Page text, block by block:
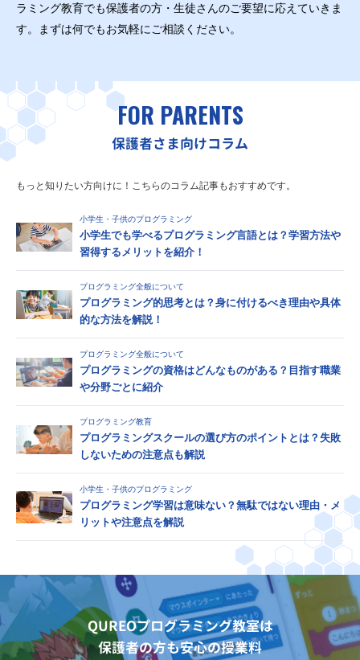
ラミング教育でも保護者の方・生徒さんのご要望に応えていきま
す。まずは何でもお気軽にご相談ください。
FOR PARENTS
保護者さま向けコラム
もっと知りたい方向けに！こちらのコラム記事もおすすめです。
小学生・子供のプログラミング
小学生でも学べるプログラミング言語とは？学習方法や
習得するメリットを紹介！
プログラミング全般について
プログラミング的思考とは？身に付けるべき理由や具体
的な方法を解説！
プログラミング全般について
プログラミングの資格はどんなものがある？目指す職業
や分野ごとに紹介
プログラミング教育
プログラミングスクールの選び方のポイントとは？失敗
しないための注意点も解説
小学生・子供のプログラミング
プログラミング学習は意味ない？無駄ではない理由・メ
リットや注意点を解説
QUREOプログラミング教室は
保護者の方も安心の授業料